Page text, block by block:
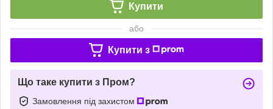
Купити
або
Купити з
Що таке купити з Пром?
Замовлення під захистом